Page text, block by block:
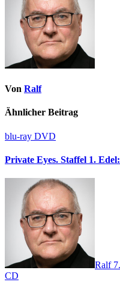
Von Ralf
Ähnlicher Beitrag
blu-ray DVD
Private Eyes. Staffel 1.
Ralf
CD